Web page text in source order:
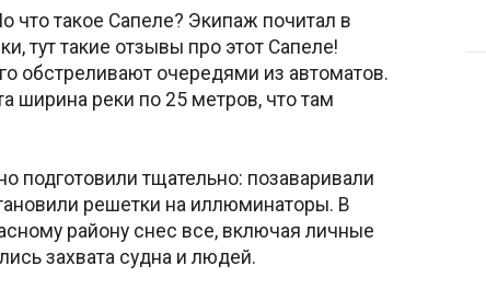
что такое Сапеле? Экипаж почитал в
тут такие отзывы про этот Сапеле!
обстреливают очередями из автоматов.
ширина реки по 25 метров, что там
подготовили тщательно: позаваривали
решетки на иллюминаторы. В
району снес все, включая личные
захвата судна и людей.